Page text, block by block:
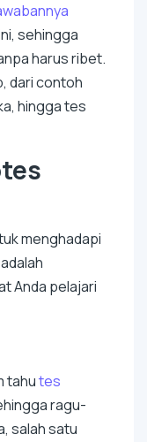
sehingga
harus ribet.
dari contoh
hingga tes
menghadapi
Anda pelajari
tahutes
ragu-
salah satu